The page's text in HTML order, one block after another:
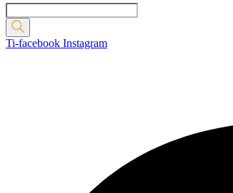
Products
search
Ti-facebook Instagram